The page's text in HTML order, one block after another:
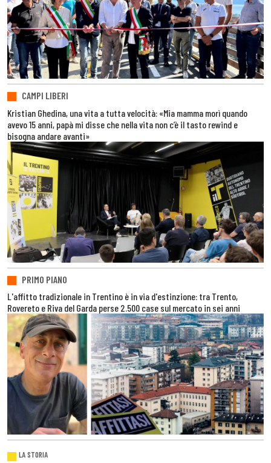
CAMPI LIBERI
Kristian Ghedina, una vita a tutta velocità: «Mia mamma morì quando
avevo 15 anni, papà mi disse che nella vita non c’è il tasto rewind e
bisogna andare avanti»
PRIMO PIANO
L'affitto tradizionale in Trentino è in via d'estinzione: tra Trento,
Rovereto e Riva del Garda perse 2.500 case sul mercato in sei anni
LA STORIA